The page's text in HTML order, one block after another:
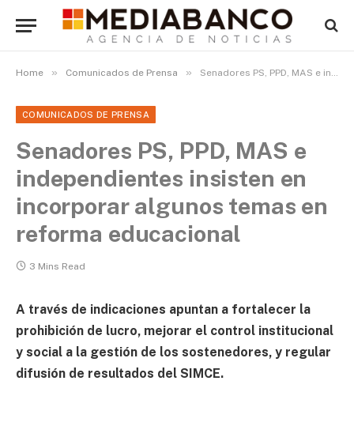
Home » Comunicados de Prensa » Senadores PS, PPD, MAS e independientes insisten en incorporar algunos temas en reforma educacional
COMUNICADOS DE PRENSA
Senadores PS, PPD, MAS e
independientes insisten en
incorporar algunos temas en
reforma educacional
3 Mins Read
A través de indicaciones apuntan a fortalecer la
prohibición de lucro, mejorar el control institucional
y social a la gestión de los sostenedores, y regular
difusión de resultados del SIMCE.